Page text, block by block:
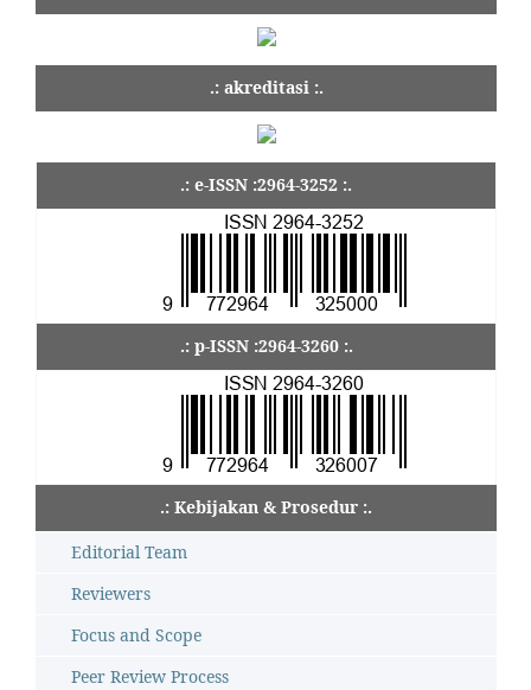
.: akreditasi :.
.: e-ISSN :2964-3252 :.
.: p-ISSN :2964-3260 :.
.: Kebijakan & Prosedur :.
Editorial Team
Reviewers
Focus and Scope
Peer Review Process